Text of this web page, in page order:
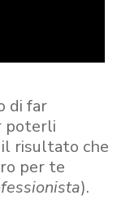
di far
poterli
risultato che
per te
).